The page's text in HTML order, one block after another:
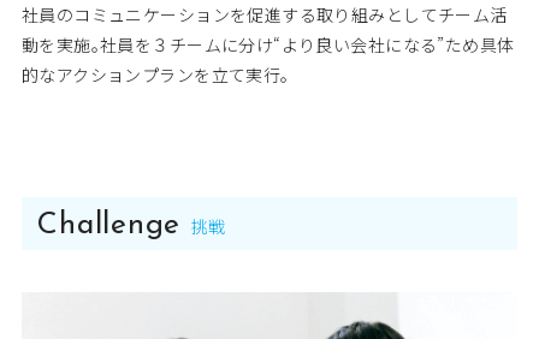
社員のコミュニケーションを促進する取り組みとしてチーム活
動を実施｡社員を３チームに分け“より良い会社になる”ため具体
的なアクションプランを立て実行｡
Challenge 挑戦